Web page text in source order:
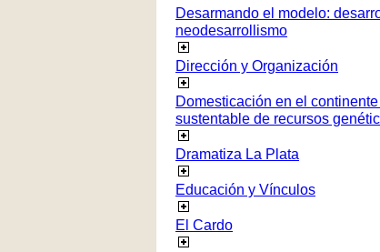
Desarmando el modelo:
neodesarrollismo
Dirección y Organización
Domesticación en el
sustentable de recursos
Dramatiza La Plata
Educación y Vínculos
El Cardo